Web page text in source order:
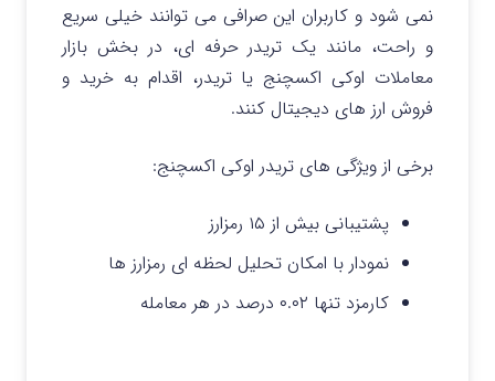
نمی شود و کاربران این صرافی می توانند خیلی سریع
و راحت، مانند یک تریدر حرفه ای، در بخش بازار
معاملات اوکی اکسچنج یا تریدر، اقدام به خرید و
فروش ارز های دیجیتال کنند.
برخی از ویژگی های تریدر اوکی اکسچنج:
پشتیبانی بیش از ۱۵ رمزارز
نمودار با امکان تحلیل لحظه ای رمزارز ها
کارمزد تنها ۰.۰۲ درصد در هر معامله